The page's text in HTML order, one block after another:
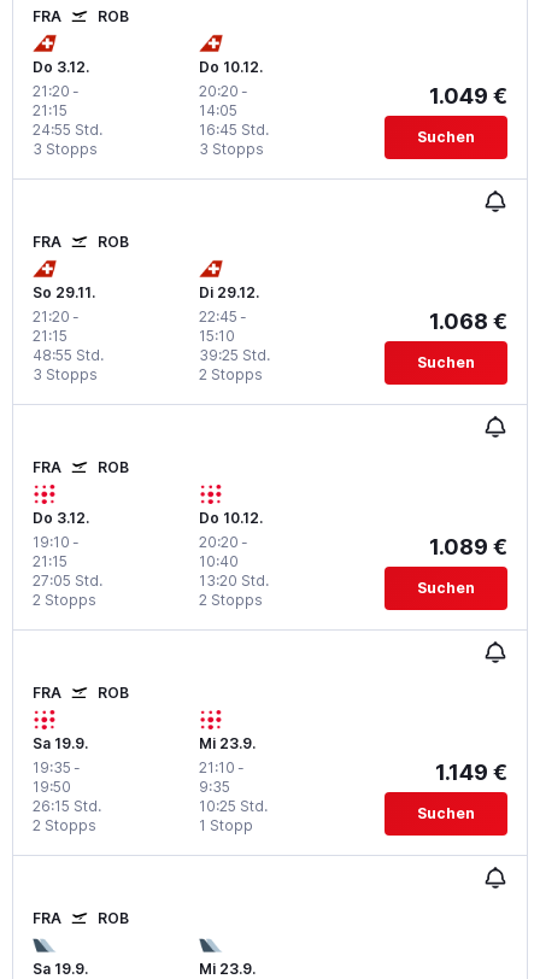
FRA ROB
Do 3.12.
21:20 -
21:15
3 Stopps
24:55 Std.
Do 10.12.
20:20 -
14:05
3 Stopps
16:45 Std.
1.049 €
Suchen
FRA ROB
So 29.11.
21:20 -
21:15
3 Stopps
48:55 Std.
Di 29.12.
22:45 -
15:10
2 Stopps
39:25 Std.
1.068 €
Suchen
FRA ROB
Do 3.12.
19:10 -
21:15
2 Stopps
27:05 Std.
Do 10.12.
20:20 -
10:40
2 Stopps
13:20 Std.
1.089 €
Suchen
FRA ROB
Sa 19.9.
19:35 -
19:50
2 Stopps
26:15 Std.
Mi 23.9.
21:10 -
9:35
1 Stopp
10:25 Std.
1.149 €
Suchen
FRA ROB
Sa 19.9.
Mi 23.9.